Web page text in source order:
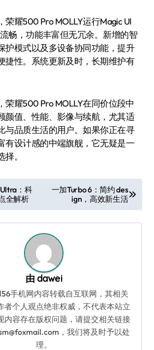
耀500 Pro MOLLY运行Magic UI
畅，功能丰富但无冗余。新增的智
护模式以及多设备协同功能，提升
捷性。系统更新及时，长期维护有
耀500 Pro MOLLY在同价位段中
颜值、性能、影像与续航，尤其适
与品质生活的用户。如果你正在寻
有设计感的中端旗舰，它无疑是一
。
：科
全解析
一加Turbo 6：简约 des
ign，高效新生活
由 dawei
手机网内容转载自互联网，其相关
者个人观点绝非权威，不代表本站立
内容存在版权问题，请提交相关链接
，我们将及时予以处
理。